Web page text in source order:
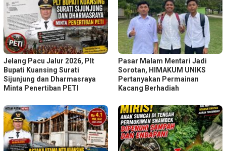
Jelang Pacu Jalur 2026, Plt
Bupati Kuansing Surati
Sijunjung dan Dharmasraya
Minta Penertiban PETI
Pasar Malam Mentari Jadi
Sorotan, HIMAKUM UNIKS
Pertanyakan Permainan
Kacang Berhadiah